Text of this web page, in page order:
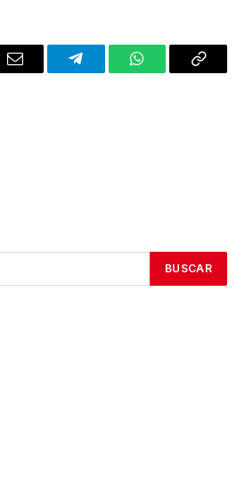
Email TelegramWhatsAppCopy